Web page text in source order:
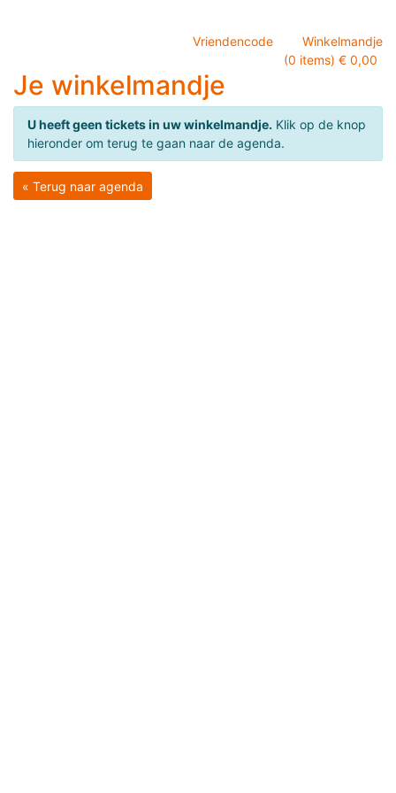
Vriendencode
Winkelmandje
(0 items) € 0,00
Je winkelmandje
U heeft geen tickets in uw winkelmandje. Klik op de knop
hieronder om terug te gaan naar de agenda.
« Terug naar agenda